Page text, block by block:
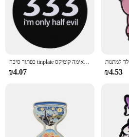
כפתור סיכה tinplate מותאם אישית כיף כתוב מילים אימה העין-כדור-פופ אימה קומיקס brooches קריקטורה צווארון תג תכשיטי מתנות
₪4.07 ₪4.53